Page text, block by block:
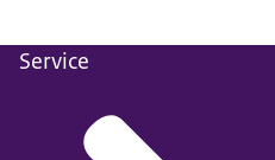
Service